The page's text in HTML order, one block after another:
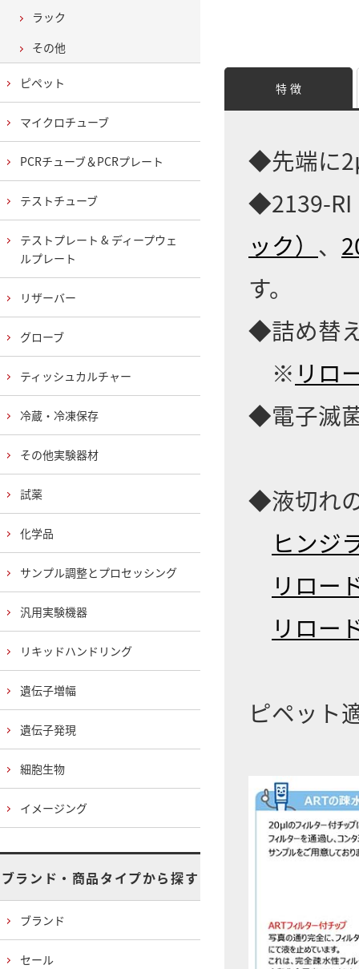
特 徴
◆先端に
◆2139-RI
ック） 、
す。
◆詰め替
※ リロ
◆電子滅
◆液切れ
ヒンジ
リロー
リロー
ピペット
ラック
その他
ピペット
マイクロチューブ
PCRチューブ＆PCRプレート
テストチューブ
テストプレート & ディープウェ
ルプレート
リザーバー
グローブ
ティッシュカルチャー
冷蔵・冷凍保存
その他実験器材
試薬
化学品
サンプル調整とプロセッシング
汎用実験機器
リキッドハンドリング
遺伝子増幅
遺伝子発現
細胞生物
イメージング
ブランド・商品タイプから探す
ブランド
セール